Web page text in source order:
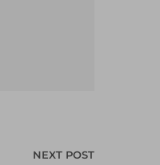
NEXT POST